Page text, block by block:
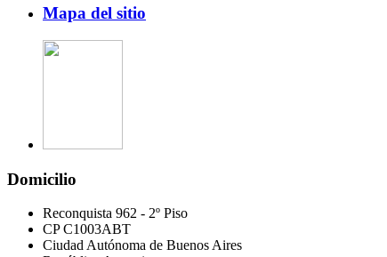
Mapa del sitio
Domicilio
Reconquista 962 - 2º Piso
CP C1003ABT
Ciudad Autónoma de Buenos Aires